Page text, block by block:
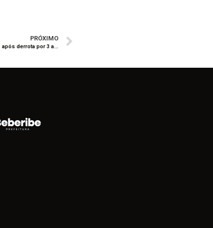
PRÓXIMO
Aliança encerra campanha na Copa Seromo após derrota por 3 a 0 para o Floresta na semifinal